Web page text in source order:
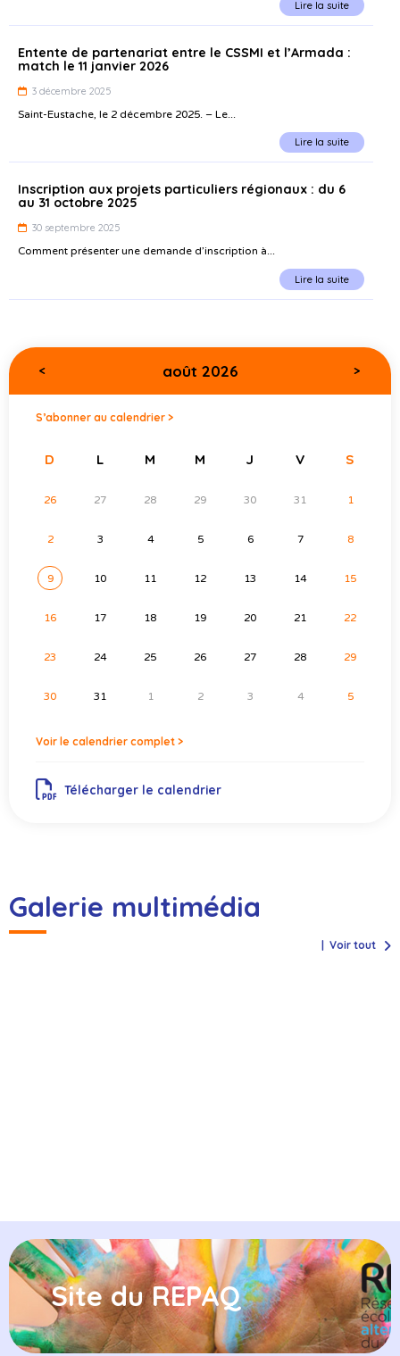
Lire la suite
Entente de partenariat entre le CSSMI et l’Armada :
match le 11 janvier 2026
3 décembre 2025
Saint-Eustache, le 2 décembre 2025. – Le...
Lire la suite
Inscription aux projets particuliers régionaux : du 6
au 31 octobre 2025
30 septembre 2025
Comment présenter une demande d’inscription à...
Lire la suite
< août 2026 >
S’abonner au calendrier >
D L M M J V S
26 27 28 29 30 31 1
2 3 4 5 6 7 8
9 10 11 12 13 14 15
16 17 18 19 20 21 22
23 24 25 26 27 28 29
30 31 1 2 3 4 5
Voir le calendrier complet >
Télécharger le calendrier
Galerie multimédia
Voir tout
Site du REPAQ